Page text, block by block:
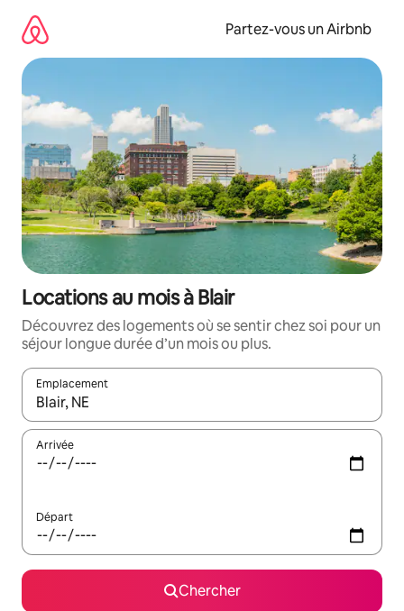
directement
contenu
Partez-vous un Airbnb
Locations au mois à Blair
Découvrez des logements où se sentir chez soi pour un
séjour longue durée d’un mois ou plus.
Emplacement
Quand les résultats sont affichés, parcourez-les en utilisant
Arrivée
Départ
Chercher